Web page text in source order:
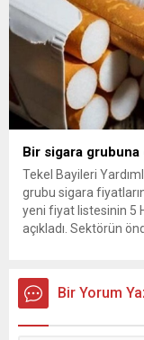
Bir sigara
Tekel Bayileri
grubu sigara
yeni fiyat listesinin 5
açıkladı. Sektörün
Yardımlaşma...
Bir Yorum